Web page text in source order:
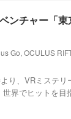
ンチャー「
Go, OCULUS
り、VRミステ
界でヒットを目